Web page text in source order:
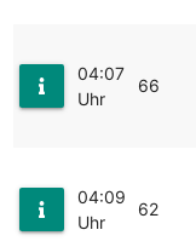
04:07
Uhr
66
04:09
Uhr
62